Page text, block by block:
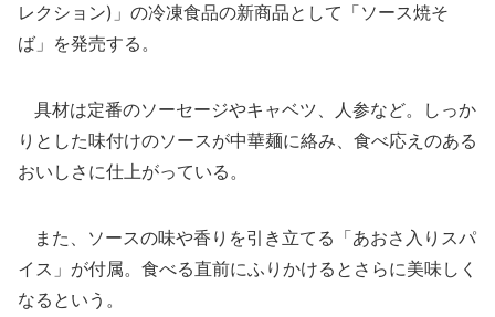
レクション)」の冷凍食品の新商品として「ソース焼そ
ば」を発売する。
具材は定番のソーセージやキャベツ、人参など。しっか
りとした味付けのソースが中華麺に絡み、食べ応えのある
おいしさに仕上がっている。
また、ソースの味や香りを引き立てる「あおさ入りスパ
イス」が付属。食べる直前にふりかけるとさらに美味しく
なるという。